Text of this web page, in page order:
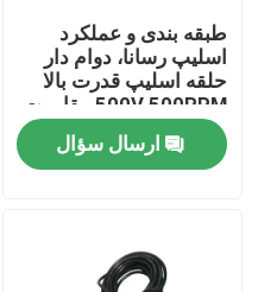
خانه
اطلاعات تماس
طبقه بندی و عملکرد
اسلیپ رسانا، دوام دار
حلقه اسلیپ قدرت بالا
500V 500RPM مقاومت
در اثر پوشیدن
ارسال سؤال